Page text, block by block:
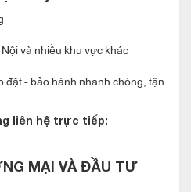
ái cho động cơ. Việc giảm ồn
là một ưu điểm lớn để người tiêu
2 chiều Inverter cao cấp
nghệ Inverter mang lại sự yên
và nhiều khu vực khác
đặt - bảo hành nhanh chóng, tận
liên hệ trực tiếp:
MẠI VÀ ĐẦU TƯ